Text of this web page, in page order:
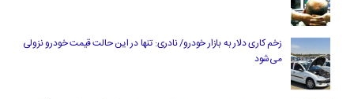
زخم کاری دلار به بازار خودرو/ نادری: تنها در این حالت قیمت خودرو نزولی
می‌شود